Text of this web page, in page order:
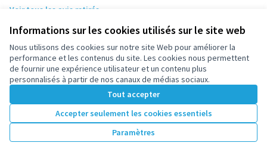
Informations sur les cookies utilisés sur le site web
Nous utilisons des cookies sur notre site Web pour améliorer la
performance et les contenus du site. Les cookies nous permettent
de fournir une expérience utilisateur et un contenu plus
personnalisés à partir de nos canaux de médias sociaux.
Tout accepter
Accepter seulement les cookies essentiels
Paramètres
Voir tous les avis retirés
Conditions d'utilisation
Paramètres des cookies
participez.nanterre.fr sur X
(Lien externe)
participez.nanterre.fr sur Facebook
participez.nanterre.fr sur Instagram
participez.nanterre.fr sur YouTube
(Lien externe)
participez.nanterre.fr sur GitHub
(Lien externe)
Site réalisé grâce aulogiciel libre Decidim .
Licence
(Lien